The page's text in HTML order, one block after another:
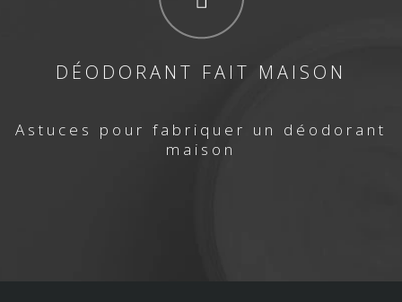
DÉODORANT FAIT MAISON
Astuces pour fabriquer un déodorant
maison